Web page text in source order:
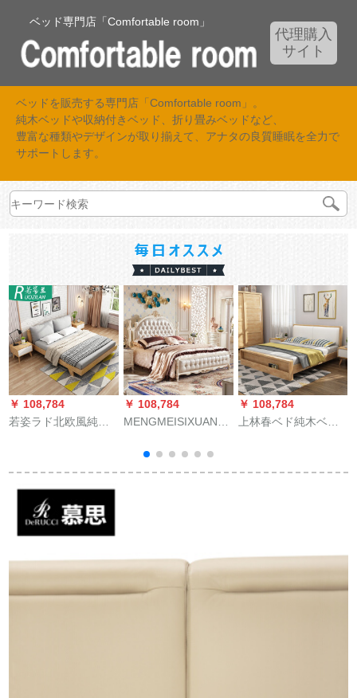
ベッド専門店「Comfortable room」
代理購入
サイト
ベッドを販売する専門店「Comfortable room」。
純木ベッドや収納付きベッド、折り畳みベッドなど、
豊富な種類やデザインが取り揃えて、アナタの良質睡眠を全力で
サポートします。
￥ 108,784
若姿ラド北欧風純木
ダンベル原木色/胡桃
色備考色1.8*2 mベト
+ヤワラ15 cmゴムベ
￥ 108,784
MENGMEISIXUANベ
ル精緻彫刻寝室家具
大型別荘家具純木ベ
￥ 108,784
上林春ベド純木ベベ
ト収納納納納納納納